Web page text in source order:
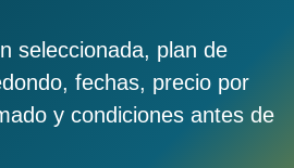
seleccionada, plan de
fechas, precio por
y condiciones antes de